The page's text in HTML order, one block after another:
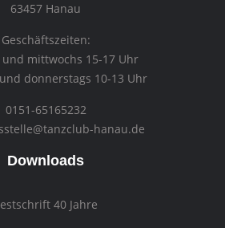
63457 Hanau
Geschäftszeiten:
und mittwochs 15-17 Uhr
donnerstags 10-13 Uhr
0151-65165232
hanau.de
Downloads
40 Jahre